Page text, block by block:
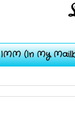
IMM (In My